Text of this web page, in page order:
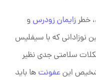
زایمان زودرس و
نوزادانی که با سیفلیس
سلامتی جدی نظیر
اینعفونتها باید